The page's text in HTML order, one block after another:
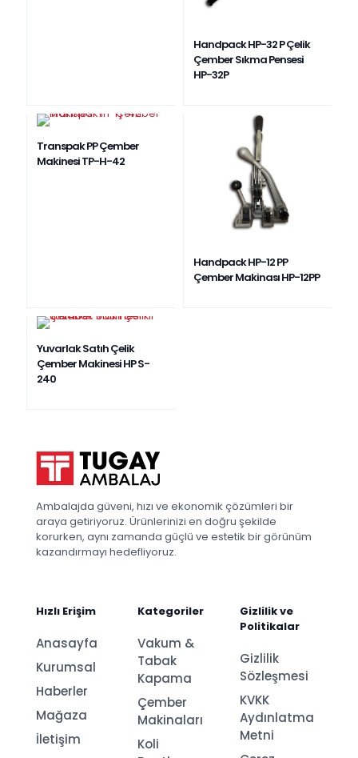
Handpack HP-32 P Çelik
Çember Sıkma Pensesi
HP-32P
Transpak PP Çember
Makinesi TP-H-42
Handpack HP-12 PP
Çember Makinası HP-12PP
Yuvarlak Satıh Çelik
Çember Makinesi HP S-
240
Ambalajda güveni, hızı ve ekonomik çözümleri bir
araya getiriyoruz. Ürünlerinizi en doğru şekilde
korurken, aynı zamanda güçlü ve estetik bir görünüm
kazandırmayı hedefliyoruz.
Hızlı Erişim
Anasayfa
Kurumsal
Haberler
Mağaza
İletişim
Kategoriler
Vakum &
Tabak
Kapama
Çember
Makinaları
Koli
Gizlilik ve
Politikalar
Gizlilik
Sözleşmesi
KVKK
Aydınlatma
Metni